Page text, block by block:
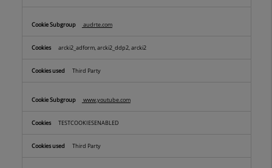
audrte.com
arcki2_adform, arcki2_ddp2, arcki2
Third Party
www.youtube.com
TESTCOOKIESENABLED
Third Party